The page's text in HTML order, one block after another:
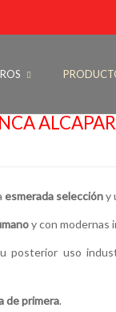
esmerada seleccióny
y con modernas
posterior uso
deprimera.